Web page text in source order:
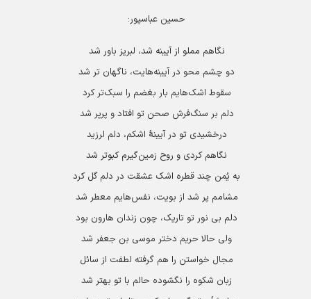
حسین عباسپور:
نگاهم مملو از آیینه شد، لبریز باور شد
دو چشم محو در آیینه‌هایت، ناگهان تر شد
سقوط اشک‌هایم بار بغضم را سبک‌تر کرد
دلم بر سنگ‌فرش صحن تو افتاد و پرپر شد
درخشیدی تو در آیینۀ اشکم، دلم لرزید
نگاهم کردی و روح زمین‌گیرم کبوتر شد
به یُمن چند قطره اشک عشقت در دلم گل کرد
مشامم پر شد از بویت، نفس‌هایم معطر شد
دلم بی نور تو تاریک، چون زندان هارون بود
ولی حالا حریم دختر موسی بن جعفر شد
مجال خواستن را هم گرفته لطفت از سائل
زبان شکوه را نگشوده حالم با تو بهتر شد